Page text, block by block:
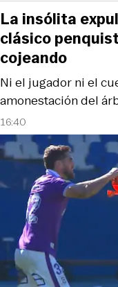
16:40
Ni el jugador ni el
amonestación del
La insólita
clásico
cojeando